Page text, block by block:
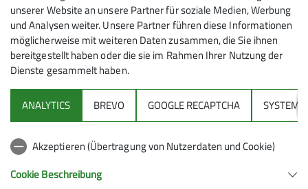
5
Sektion
Gruppen
unserer Website an unsere Partner für soziale Medien, Werbung
und Analysen weiter. Unsere Partner führen diese Informationen
möglicherweise mit weiteren Daten zusammen, die Sie ihnen
bereitgestellt haben oder die sie im Rahmen Ihrer Nutzung der
Dienste gesammelt haben.
ANALYTICS BREVO GOOGLE RECAPTCHA SYSTEM
Akzeptieren (Übertragung von Nutzerdaten und Cookie)
Cookie Beschreibung